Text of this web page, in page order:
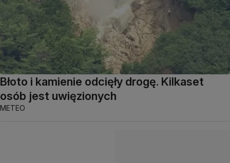
Błoto i kamienie odcięły drogę. Kilkaset
osób jest uwięzionych
METEO